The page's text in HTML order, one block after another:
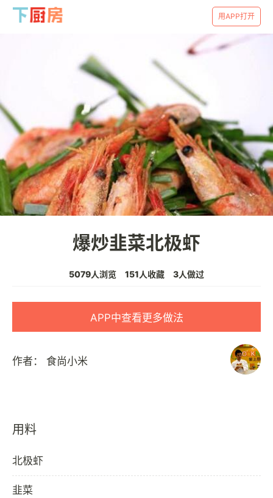
用APP打开
爆炒韭菜北极虾
5079人浏览 151人收藏 3人做过
APP中查看更多做法
作者： 食尚小米
用料
北极虾
韭菜